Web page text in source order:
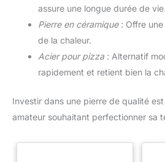
30,5 cm de large par 35,6 cm de
dépliée. Dimensions idéales pour
tartes du four, notre pelle à pizza
incontournable du chef pâtissier, du
assure une longue durée de vie.
Pierre en céramique: Offre une
de la chaleur.
Acier pour pizza : Alternatif
rapidement et retient bien la
Investir dans une pierre de qualité
amateur souhaitant perfectionner sa